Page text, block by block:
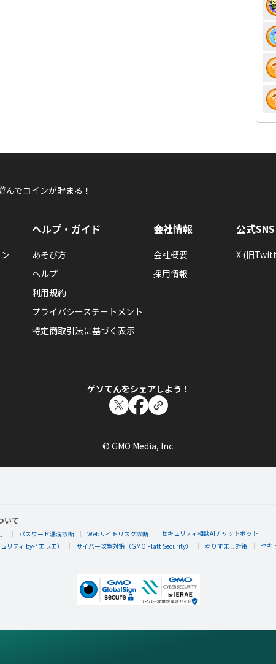
んでコインが貯まる！
ヘルプ・ガイド
あそび方
ヘルプ
利用規約
プライバシーステートメント
特定商取引法に基づく表示
会社情報
会社概要
採用情報
公式SNS
X (旧
ゲソてんをシェアしよう！
© GMO Media, Inc.
いて
パスワード漏洩診断 Webサイトリスク診断
セキュリティ相談AIチャットボット
リティ byイエラエ） サイバー攻撃対策（GMO Flatt Security） なりすまし対策 セキ